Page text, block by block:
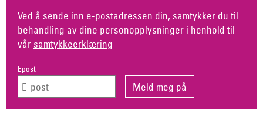
Ved å sende inn e-postadressen din, samtykker du til
behandling av dine personopplysninger i henhold til
vår samtykkeerklæring
Epost